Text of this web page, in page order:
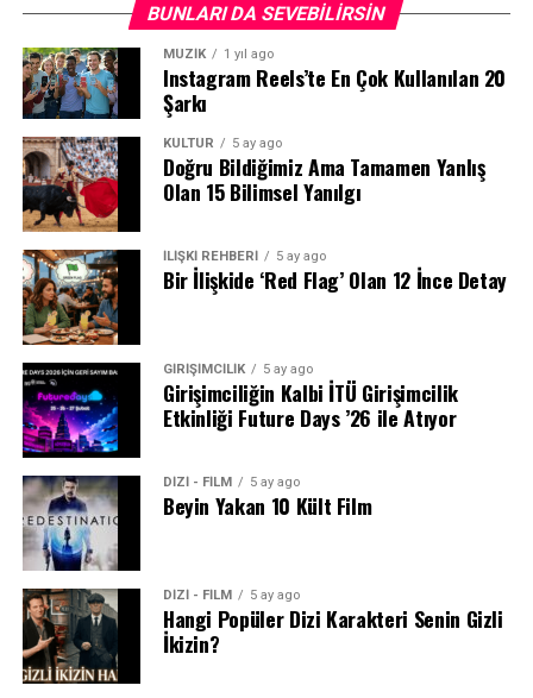
BUNLARI DA SEVEBILIRSIN
MÜZİK 1 yıl ago
Instagram Reels’te En Çok Kullanılan 20
Şarkı
KÜLTÜR 5 ay ago
Doğru Bildiğimiz Ama Tamamen Yanlış
Olan 15 Bilimsel Yanılgı
İLİŞKİ REHBERİ 5 ay ago
Bir İlişkide ‘Red Flag’ Olan 12 İnce Detay
GİRİŞİMCİLİK 5 ay ago
Girişimciliğin Kalbi İTÜ Girişimcilik
Etkinliği Future Days ’26 ile Atıyor
DİZİ - FİLM 5 ay ago
Beyin Yakan 10 Kült Film
DİZİ - FİLM 5 ay ago
Hangi Popüler Dizi Karakteri Senin Gizli
İkizin?